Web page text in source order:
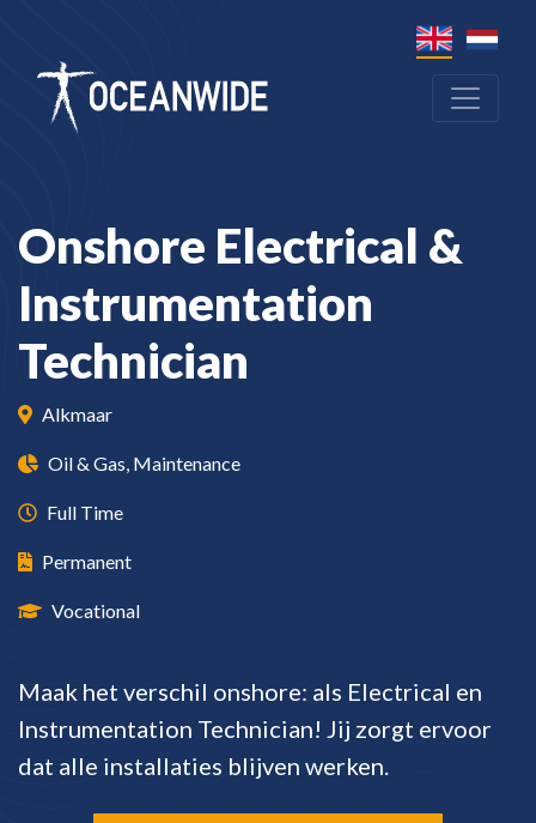
Onshore Electrical &
Instrumentation
Technician
Alkmaar
Oil & Gas, Maintenance
Full Time
Permanent
Vocational
Maak het verschil onshore: als Electrical en
Instrumentation Technician! Jij zorgt ervoor
dat alle installaties blijven werken.